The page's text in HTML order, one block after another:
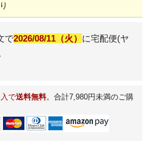
で2026/08/11（火） に宅配便(ヤ
で送料無料。合計7,980円未満のご購